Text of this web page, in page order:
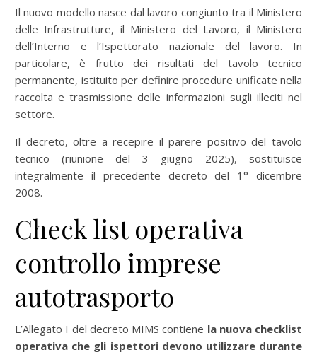
Il nuovo modello nasce dal lavoro congiunto tra il Ministero
delle Infrastrutture, il Ministero del Lavoro, il Ministero
dell’Interno e l’Ispettorato nazionale del lavoro. In
particolare, è frutto dei risultati del tavolo tecnico
permanente, istituito per definire procedure unificate nella
raccolta e trasmissione delle informazioni sugli illeciti nel
settore.
Il decreto, oltre a recepire il parere positivo del tavolo
tecnico (riunione del 3 giugno 2025), sostituisce
integralmente il precedente decreto del 1° dicembre
2008.
Check list operativa
controllo imprese
autotrasporto
L’Allegato I del decreto MIMS contiene la nuova checklist
operativa che gli ispettori devono utilizzare durante